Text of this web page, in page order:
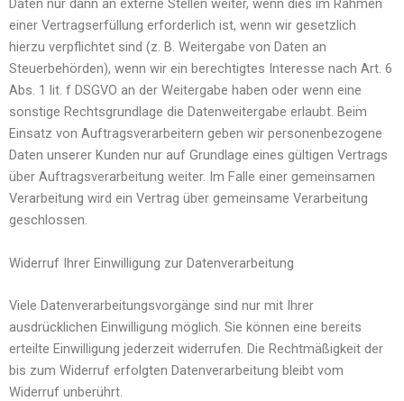
Daten nur dann an externe Stellen weiter, wenn dies im Rahmen
einer Vertragserfüllung erforderlich ist, wenn wir gesetzlich
hierzu verpflichtet sind (z. B. Weitergabe von Daten an
Steuerbehörden), wenn wir ein berechtigtes Interesse nach Art. 6
Abs. 1 lit. f DSGVO an der Weitergabe haben oder wenn eine
sonstige Rechtsgrundlage die Datenweitergabe erlaubt. Beim
Einsatz von Auftragsverarbeitern geben wir personenbezogene
Daten unserer Kunden nur auf Grundlage eines gültigen Vertrags
über Auftragsverarbeitung weiter. Im Falle einer gemeinsamen
Verarbeitung wird ein Vertrag über gemeinsame Verarbeitung
geschlossen.
Widerruf Ihrer Einwilligung zur Datenverarbeitung
Viele Datenverarbeitungsvorgänge sind nur mit Ihrer
ausdrücklichen Einwilligung möglich. Sie können eine bereits
erteilte Einwilligung jederzeit widerrufen. Die Rechtmäßigkeit der
bis zum Widerruf erfolgten Datenverarbeitung bleibt vom
Widerruf unberührt.